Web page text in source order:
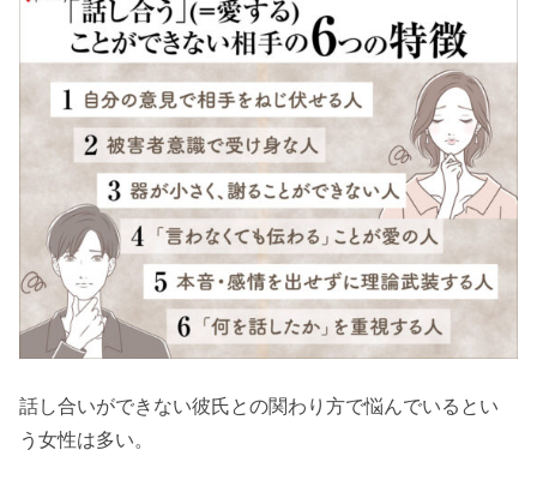
話し合いができない彼氏との関わり方で悩んでいるとい
う女性は多い。